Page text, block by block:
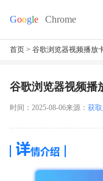
首页 > 谷歌浏览器视频播放
谷歌浏览器视频播
时间：2025-08-06来源： 获